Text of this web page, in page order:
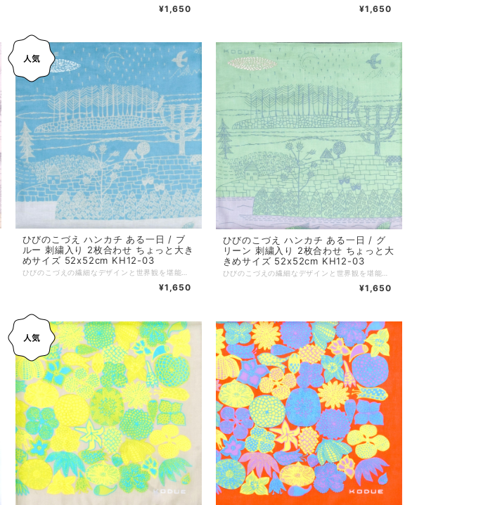
¥1,650 ¥1,650
ひびのこづえ ハンカチ ある一日 / ブ
ルー 刺繍入り 2枚合わせ ちょっと大き
めサイズ 52x52cm KH12-03
¥1,650
ひびのこづえ ハンカチ ある一日 / グ
リーン 刺繍入り 2枚合わせ ちょっと大
きめサイズ 52x52cm KH12-03
¥1,650